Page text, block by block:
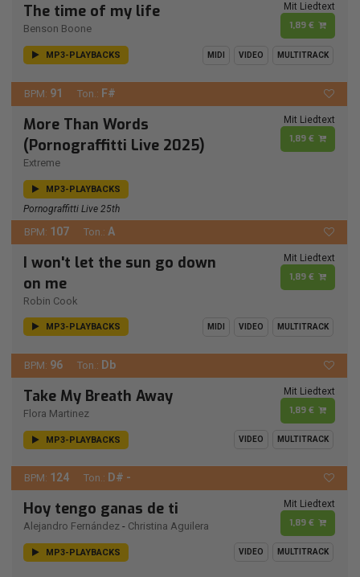
The time of my life
Benson Boone
Mit Liedtext
1,89 €
MP3-PLAYBACKS MIDI VIDEO MULTITRACK
BPM: 91 Ton.: F#
More Than Words
(Pornograffitti Live 2025)
Extreme
Mit Liedtext
1,89 €
MP3-PLAYBACKS
Pornograffitti Live 25th
BPM: 107 Ton.: A
I won't let the sun go down
on me
Robin Cook
Mit Liedtext
1,89 €
MP3-PLAYBACKS MIDI VIDEO MULTITRACK
BPM: 96 Ton.: Db
Take My Breath Away
Flora Martinez
Mit Liedtext
1,89 €
MP3-PLAYBACKS VIDEO MULTITRACK
BPM: 124 Ton.: D# -
Hoy tengo ganas de ti
Alejandro Fernández - Christina Aguilera
Mit Liedtext
1,89 €
MP3-PLAYBACKS VIDEO MULTITRACK